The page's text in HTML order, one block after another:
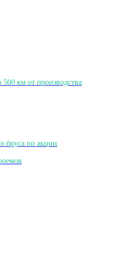
500 км от производства
бруса по акции